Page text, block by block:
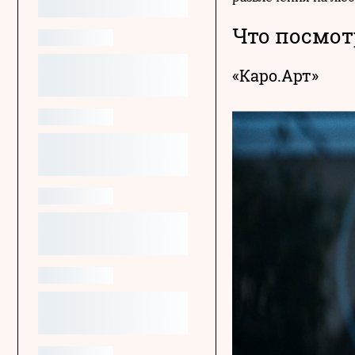
Что
«Каро.Арт»